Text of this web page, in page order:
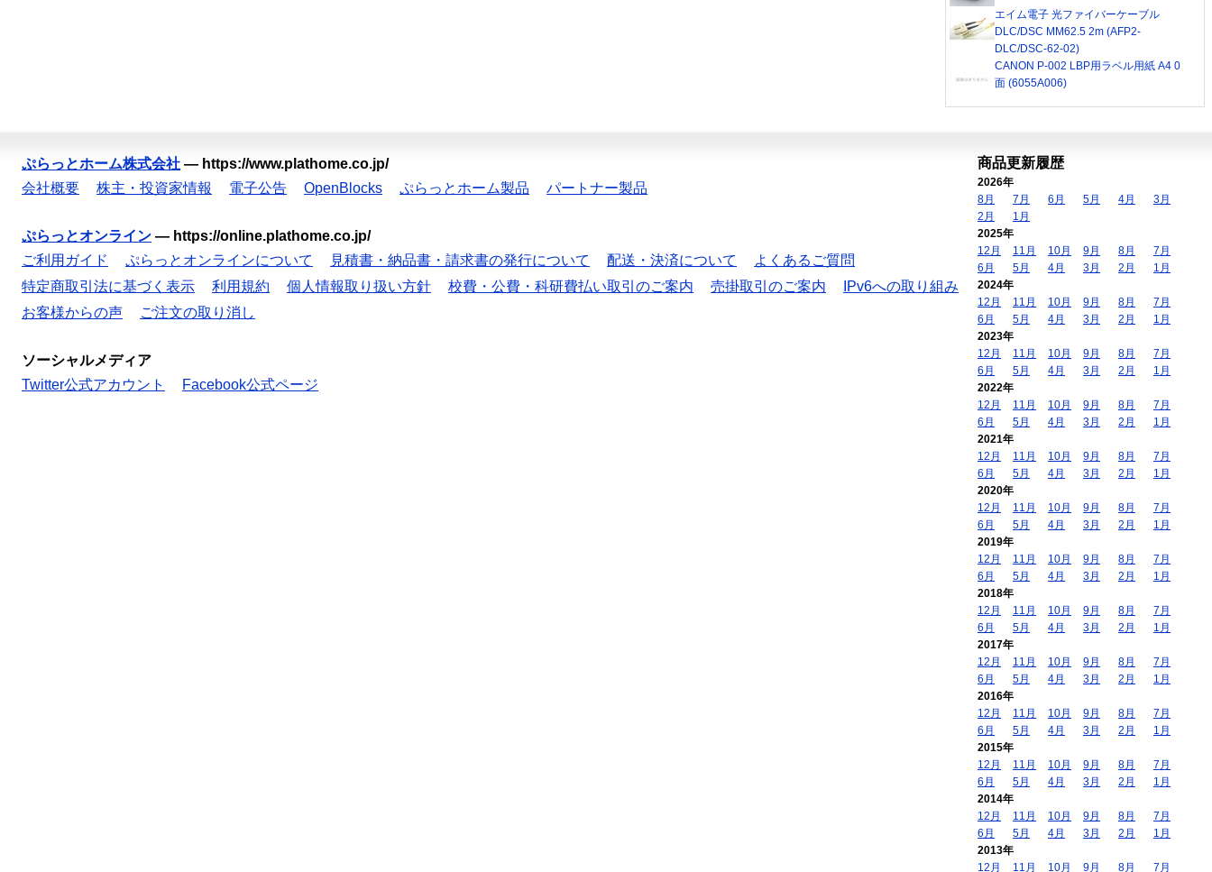
エイム電子 光ファイバーケーブル
DLC/DSC MM62.5 2m (AFP2-
DLC/DSC-62-02)
CANON P-002 LBP用ラベル用紙 A4 0
面 (6055A006)
ぷらっとホーム株式会社 — https://www.plathome.co.jp/
会社概要
株主・投資家情報 電子公告 OpenBlocks ぷらっとホーム製品 パートナー製品
ぷらっとオンライン — https://online.plathome.co.jp/
ご利用ガイド
ぷらっとオンラインについて 見積書・納品書・請求書の発行について 配送・決済について
よくあるご質問
特定商取引法に基づく表示
利用規約 個人情報取り扱い方針 校費・公費・科研費払い取引のご案内 売掛取引のご案内
IPv6への取り組み
お客様からの声
ご注文の取り消し
ソーシャルメディア
Twitter公式アカウント
Facebook公式ページ
商品更新履歴
2026年
8月
7月 6月 5月 4月
3月
2月
1月
2025年
12月
11月 10月 9月 8月
7月
6月
5月 4月 3月 2月
1月
2024年
12月
11月 10月 9月 8月
7月
6月
5月 4月 3月 2月
1月
2023年
12月
11月 10月 9月 8月
7月
6月
5月 4月 3月 2月
1月
2022年
12月
11月 10月 9月 8月
7月
6月
5月 4月 3月 2月
1月
2021年
12月
11月 10月 9月 8月
7月
6月
5月 4月 3月 2月
1月
2020年
12月
11月 10月 9月 8月
7月
6月
5月 4月 3月 2月
1月
2019年
12月
11月 10月 9月 8月
7月
6月
5月 4月 3月 2月
1月
2018年
12月
11月 10月 9月 8月
7月
6月
5月 4月 3月 2月
1月
2017年
12月
11月 10月 9月 8月
7月
6月
5月 4月 3月 2月
1月
2016年
12月
11月 10月 9月 8月
7月
6月
5月 4月 3月 2月
1月
2015年
12月
11月 10月 9月 8月
7月
6月
5月 4月 3月 2月
1月
2014年
12月
11月 10月 9月 8月
7月
6月
5月 4月 3月 2月
1月
2013年
12月
11月 10月 9月 8月 7月